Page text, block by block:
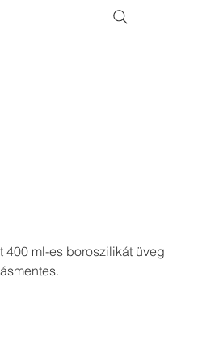
400 ml-es boroszilikát üveg